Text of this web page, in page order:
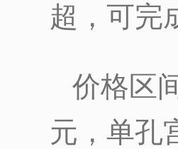
超，可完
价格区
元，单孔